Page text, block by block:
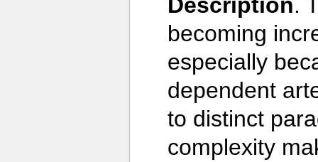
Description.
becoming
especially
dependent
to distinct
complexity